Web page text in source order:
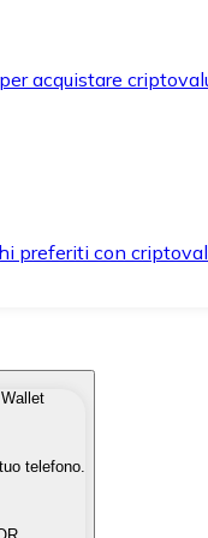
acquistare
preferiti con
in modo
fiat quando ne hai
telefono.